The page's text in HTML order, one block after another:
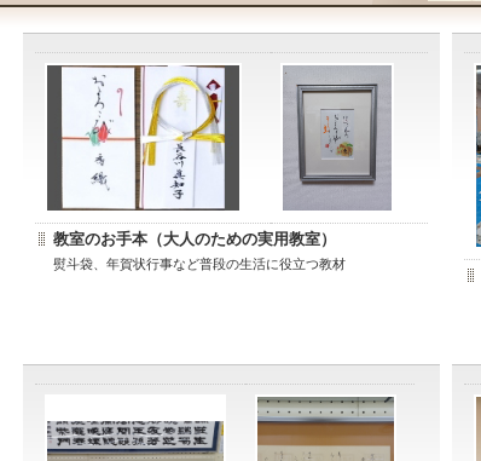
教室のお手本（大人のための実用教室）
熨斗袋、年賀状行事など普段の生活に役立つ教材